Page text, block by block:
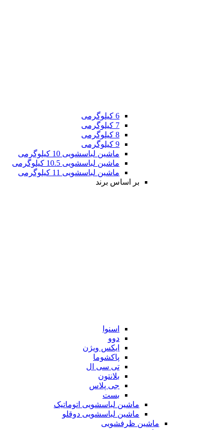
6 کیلوگرمی
7 کیلوگرمی
8 کیلوگرمی
9 کیلوگرمی
ماشین لباسشویی 10 کیلوگرمی
ماشین لباسشویی 10.5 کیلوگرمی
ماشین لباسشویی 11 کیلوگرمی
بر اساس برند
اسنوا
دوو
ایکس ویژن
پاکشوما
تی سی ال
بلانتون
جی پلاس
بست
ماشین لباسشویی اتوماتیک
ماشین لباسشویی دوقلو
ماشین ظرفشویی